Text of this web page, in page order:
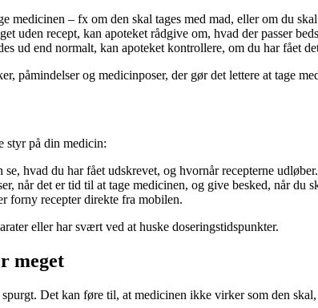
medicinen – fx om den skal tages med mad, eller om du
uden recept, kan apoteket rådgive om, hvad der passer
ud end normalt, kan apoteket kontrollere, om du har fået
påmindelser og medicinposer, der gør det lettere at tage
styr på din medicin:
hvad du har fået udskrevet, og hvornår recepterne udløber.
når det er tid til at tage medicinen, og give besked, når du
forny recepter direkte fra mobilen.
eller har svært ved at huske doseringstidspunkter.
meget
Det kan føre til, at medicinen ikke virker som den